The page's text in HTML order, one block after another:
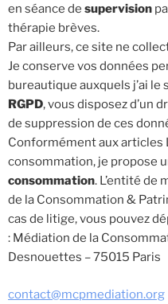
en séance de supervision
thérapie brèves.
Par ailleurs, ce site ne
Je conserve vos données
bureautique auxquels j’ai
RGPD, vous disposez d’un
de suppression de ces
Conformément aux articles
consommation, je propose
consommation. L’entité de
de la Consommation &
cas de litige, vous pouvez
: Médiation de la
Desnouettes – 75015 Paris
contact@mcpmediation.org